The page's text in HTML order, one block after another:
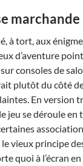
marchande
à tort, aux
d’aventure
consoles de
plutôt du côté
En version
jeu se déroule
le vieux principe
quoi à l’écran